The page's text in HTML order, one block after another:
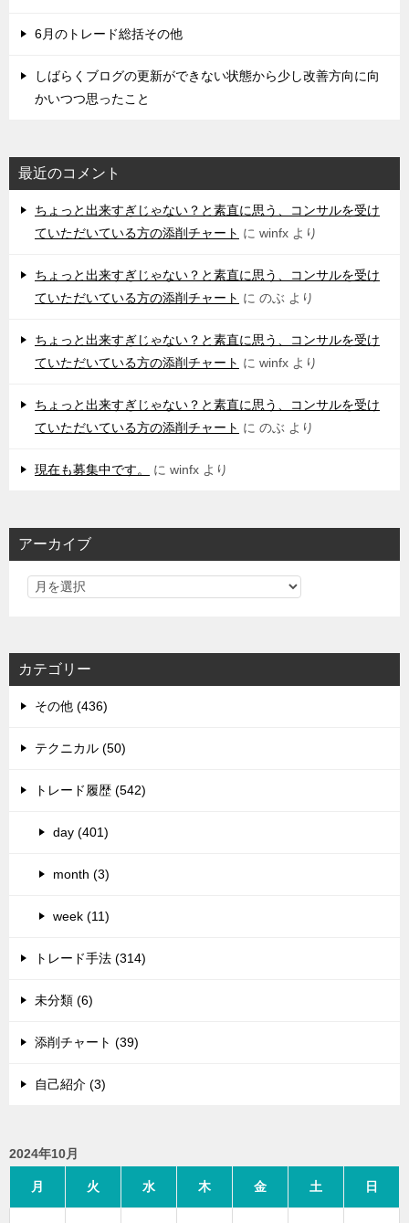
6月のトレード総括その他
しばらくブログの更新ができない状態から少し改善方向に向
かいつつ思ったこと
最近のコメント
ちょっと出来すぎじゃない？と素直に思う、コンサルを受け
ていただいている方の添削チャート に winfx より
ちょっと出来すぎじゃない？と素直に思う、コンサルを受け
ていただいている方の添削チャート に のぶ より
ちょっと出来すぎじゃない？と素直に思う、コンサルを受け
ていただいている方の添削チャート に winfx より
ちょっと出来すぎじゃない？と素直に思う、コンサルを受け
ていただいている方の添削チャート に のぶ より
現在も募集中です。 に winfx より
アーカイブ
カテゴリー
その他 (436)
テクニカル (50)
トレード履歴 (542)
day (401)
month (3)
week (11)
トレード手法 (314)
未分類 (6)
添削チャート (39)
自己紹介 (3)
2024年10月
月 火 水 木 金 土 日